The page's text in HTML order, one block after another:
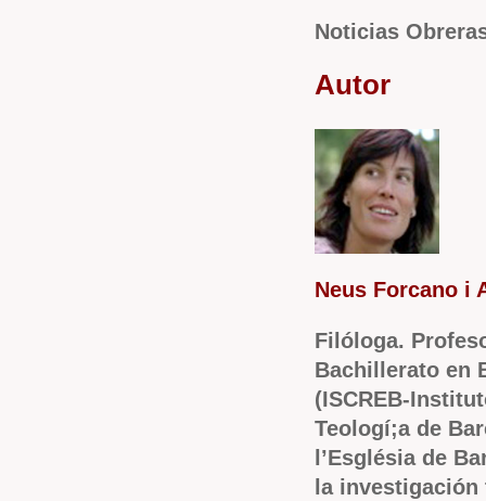
Noticias
Autor
Neus Forcano i
Filóloga.
Bachillerato en
(ISCREB-
Teologí;a de
l’Església de
la investigación